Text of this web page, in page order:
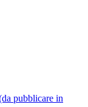
pubblicare in